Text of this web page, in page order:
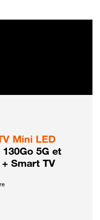
Mini LED
5G et
Smart TV